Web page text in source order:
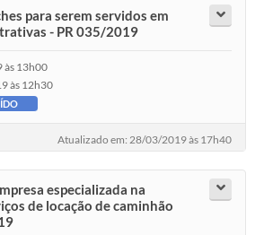
para serem servidos em
- PR 035/2019
13h00
às 12h30
Atualizado em: 28/03/2019 às 17h40
especializada na
de locação de caminhão